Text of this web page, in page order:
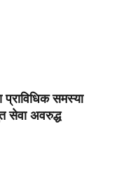
समस्या
सेवा अवरुद्ध